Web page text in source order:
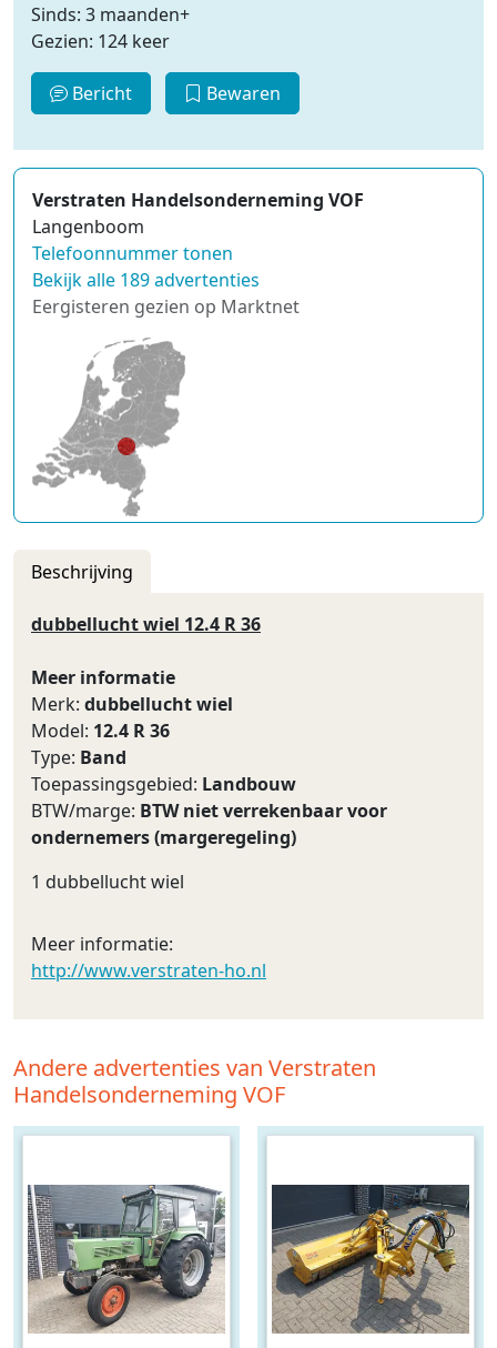
Sinds: 3 maanden+
Gezien: 124 keer
Bericht Bewaren
Verstraten Handelsonderneming VOF
Langenboom
Telefoonnummer tonen
Bekijk alle 189 advertenties
Eergisteren gezien op Marktnet
Beschrijving
dubbellucht wiel 12.4 R 36
Meer informatie
Merk: dubbellucht wiel
Model: 12.4 R 36
Type: Band
Toepassingsgebied: Landbouw
BTW/marge: BTW niet verrekenbaar voor
ondernemers (margeregeling)
1 dubbellucht wiel
Meer informatie:
http://www.verstraten-ho.nl
Andere advertenties van Verstraten
Handelsonderneming VOF